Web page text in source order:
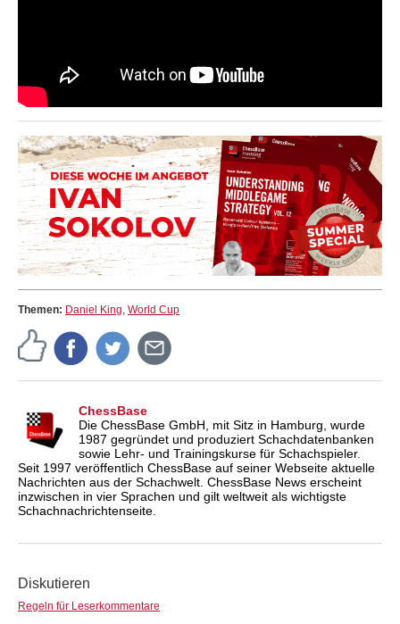
Themen: Daniel King, World Cup
ChessBase
Die ChessBase GmbH, mit Sitz in Hamburg, wurde
1987 gegründet und produziert Schachdatenbanken
sowie Lehr- und Trainingskurse für Schachspieler.
Seit 1997 veröffentlich ChessBase auf seiner Webseite aktuelle
Nachrichten aus der Schachwelt. ChessBase News erscheint
inzwischen in vier Sprachen und gilt weltweit als wichtigste
Schachnachrichtenseite.
Diskutieren
Regeln für Leserkommentare